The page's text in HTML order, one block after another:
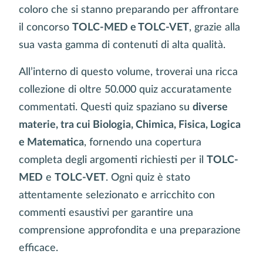
coloro che si stanno preparando per affrontare
il concorso TOLC-MED e TOLC-VET, grazie alla
sua vasta gamma di contenuti di alta qualità.
All’interno di questo volume, troverai una ricca
collezione di oltre 50.000 quiz accuratamente
commentati. Questi quiz spaziano su diverse
materie, tra cui Biologia, Chimica, Fisica, Logica
e Matematica, fornendo una copertura
completa degli argomenti richiesti per il TOLC-
MED e TOLC-VET. Ogni quiz è stato
attentamente selezionato e arricchito con
commenti esaustivi per garantire una
comprensione approfondita e una preparazione
efficace.